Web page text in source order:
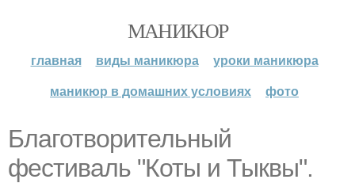
МАНИКЮР
главная виды маникюра
уроки маникюра
маникюр в домашних условиях
фото
Благотворительный
фестиваль "Коты и Тыквы".